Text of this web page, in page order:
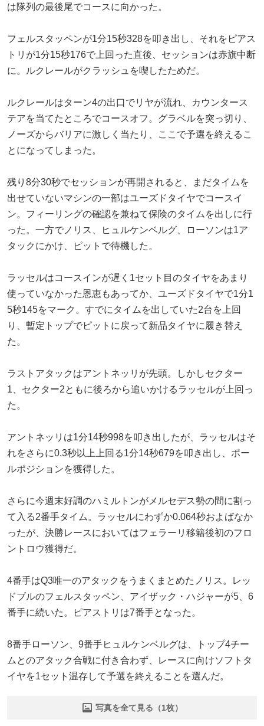
は隊列の最後尾でコースに向かった。
フェルスタッペンが1分15秒328を叩き出し、それをピアス
トリが1分15秒176で上回った直後、セッションは赤旗中断
に。ルクレールがクラッシュを喫したためだ。
ルクレールはターン4の出口でリヤが流れ、カウンタース
テアを当てたところでコースオフ。グラベルを突っ切り、
ノーズからバリアに激しく当たり、ここで予選を終えるこ
とになってしまった。
残り8分30秒でセッションが再開されると、まだタイムを
出せていないマシンの一部はユーズドタイヤでコースイ
ン。フィーリングの確認を兼ねて保険のタイムを出しに行
った。一方でノリス、ヒュルケンベルグ、ローソンは1ア
タックにかけ、ピットで待機した。
ラッセルはコースインが遅く1セット目のタイヤをあまり
使っていなかった恩恵もあってか、ユーズドタイヤで1分1
5秒145をマーク。すでにタイムを出していた2台を上回
り、暫定トップでピットに戻って新品タイヤに履き替え
た。
ラストアタックはアントネッリが先頭。しかしセクター
1、セクター2ともに後ろから追いかけるラッセルが上回っ
た。
アントネッリは1分14秒998を叩き出したが、ラッセルはそ
れをさらに0.3秒以上上回る1分14秒679を叩き出し、ポー
ルポジションを獲得した。
さらに今週末好調のハミルトンがメルセデス勢の間に割っ
て入る2番手タイム。ラッセルにわずか0.064秒およばなか
ったが、決勝レースにおいてはフェラーリ移籍後初のフロ
ントロウ獲得だ。
4番手はQ3唯一のアタックをうまくまとめたノリス。レッ
ドブルのフェルスタッペン、アイザック・ハジャーが5、6
番手に続いた。ピアストリは7番手となった。
8番手ローソン、9番手ヒュルケンベルグは、トップ4チー
ムとのアタック合戦に付き合わず、レースに向けソフトタ
イヤを1セット温存して予選を終えることを選んだ。
写真を全て見る（1枚）